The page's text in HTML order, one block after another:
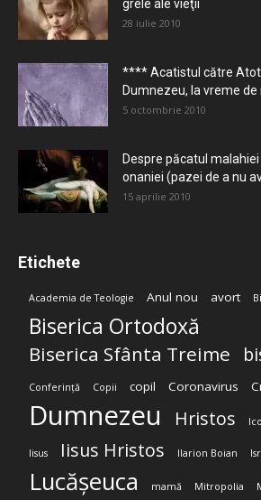
grele ale vieţii
28 iulie 2010
**** Acatistul către
Dumnezeu, la vreme de
5 octombrie 2010
Despre păcatul
onaniei (pazei de a nu
15 aprilie 2010
Etichete
Academia de Teologie Anul nou avort
Biserica Ortodoxă
Biserica Sfânta Treime
Conferință Copii copil Coronavirus
Dumnezeu Hristos
Iisus Iisus Hristos Ilarion Boian
Lucășeuca mamă Mitropolia